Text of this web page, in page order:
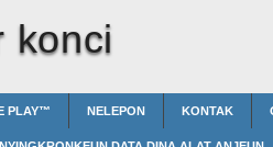
konci
PLAY™‎ NELEPON KONTAK